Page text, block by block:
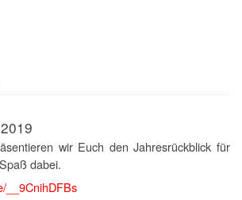
wir Euch den Jahresrückblick für
dabei.
__9CnihDFBs